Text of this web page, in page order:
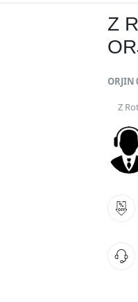
Z
ORJIN
Z

